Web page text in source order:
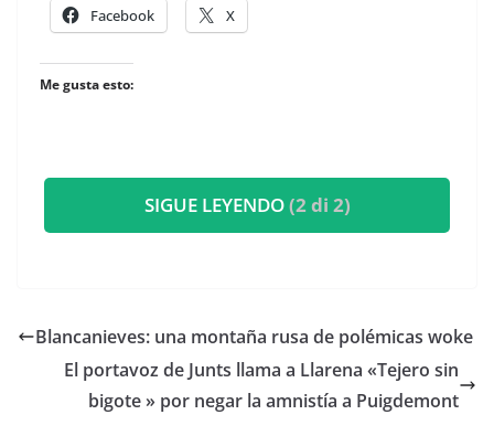
Facebook X
Me gusta esto:
SIGUE LEYENDO(2 di 2)
Blancanieves: una montaña rusa de polémicas woke
El portavoz de Junts llama a Llarena «Tejero sin
bigote » por negar la amnistía a Puigdemont